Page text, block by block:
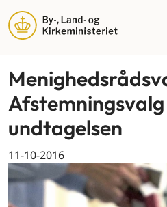
undtagelsen
11-10-2016